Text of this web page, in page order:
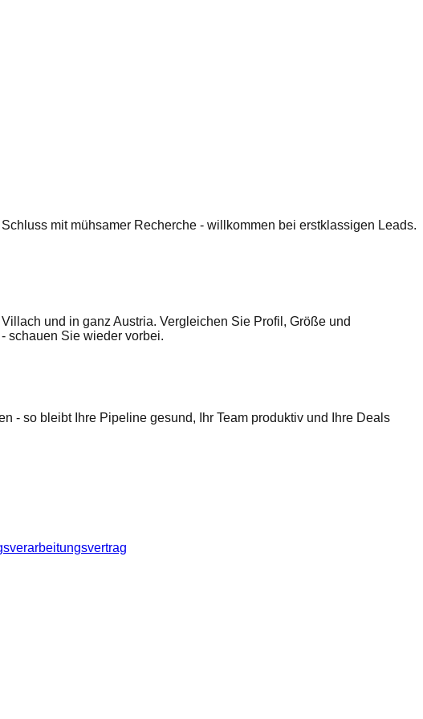
mit mühsamer Recherche - willkommen bei erstklassigen Leads.
und in ganz Austria. Vergleichen Sie Profil, Größe und
schauen Sie wieder vorbei.
- so bleibt Ihre Pipeline gesund, Ihr Team produktiv und Ihre Deals